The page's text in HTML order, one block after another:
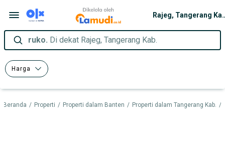
Rajeg,
ruko. Di dekat Rajeg, Tangerang Kab.
Harga
Beranda / Properti / Properti dalam Banten / Properti dalam Tangerang Kab. /